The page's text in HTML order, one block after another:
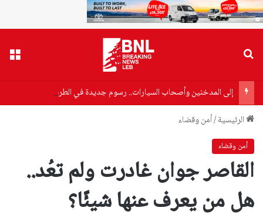
إلى المدخنين وأصحاب السيارات.. رسوم جديدة في الطريق
الرئيسية/أمن وقضاء
أمن وقضاء
القاصر جوان غادرت ولم تعُد..
هل من يعرف عنها شيئًا؟